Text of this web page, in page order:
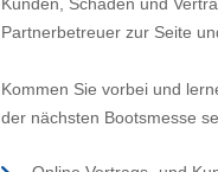
Partnerbetreuer zur Seite
Kommen Sie vorbei und
der nächsten Bootsmesse